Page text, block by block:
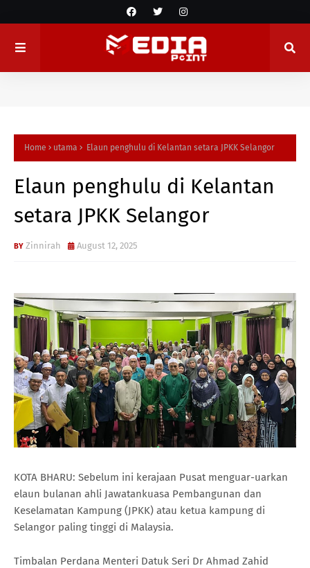
Home utama Elaun penghulu di Kelantan setara JPKK Selangor
Elaun penghulu di Kelantan
setara JPKK Selangor
Zinnirah August 12, 2025
KOTA BHARU: Sebelum ini kerajaan Pusat menguar-uarkan
elaun bulanan ahli Jawatankuasa Pembangunan dan
Keselamatan Kampung (JPKK) atau ketua kampung di
Selangor paling tinggi di Malaysia.
Timbalan Perdana Menteri Datuk Seri Dr Ahmad Zahid